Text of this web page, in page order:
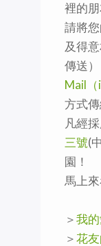
裡的朋
請將您
及得
傳送
Mail（
方式傳
凡經
三號(
園！
馬上
＞我
＞花